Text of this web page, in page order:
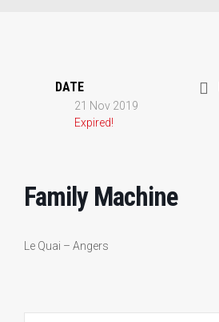
DATE
21 Nov 2019
Expired!
Family Machine
Le Quai – Angers